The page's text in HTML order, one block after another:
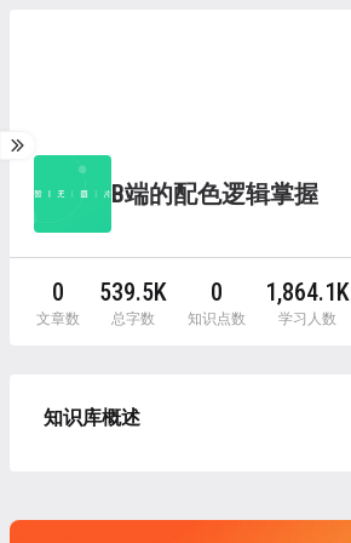
B端的配色逻辑掌握
0
文章数
539.5K
总字数
0
知识点数
1,864.1K
学习人数
知识库概述